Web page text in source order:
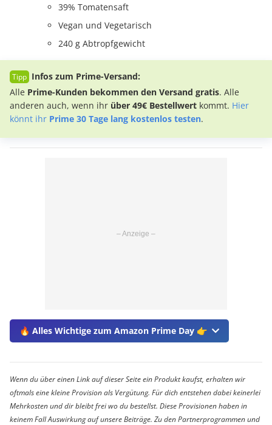
39% Tomatensaft
Vegan und Vegetarisch
240 g Abtropfgewicht
Infos zum Prime-Versand:
Alle Prime-Kunden bekommen den Versand gratis. Alle
anderen auch, wenn ihr über 49€ Bestellwert kommt. Hier
könnt ihr Prime 30 Tage lang kostenlos testen.
🔥 Alles Wichtige zum Amazon Prime Day 👉
Wenn du über einen Link auf dieser Seite ein Produkt kaufst, erhalten wir
oftmals eine kleine Provision als Vergütung. Für dich entstehen dabei keinerlei
Mehrkosten und dir bleibt frei wo du bestellst. Diese Provisionen haben in
keinem Fall Auswirkung auf unsere Beiträge. Zu den Partnerprogrammen und